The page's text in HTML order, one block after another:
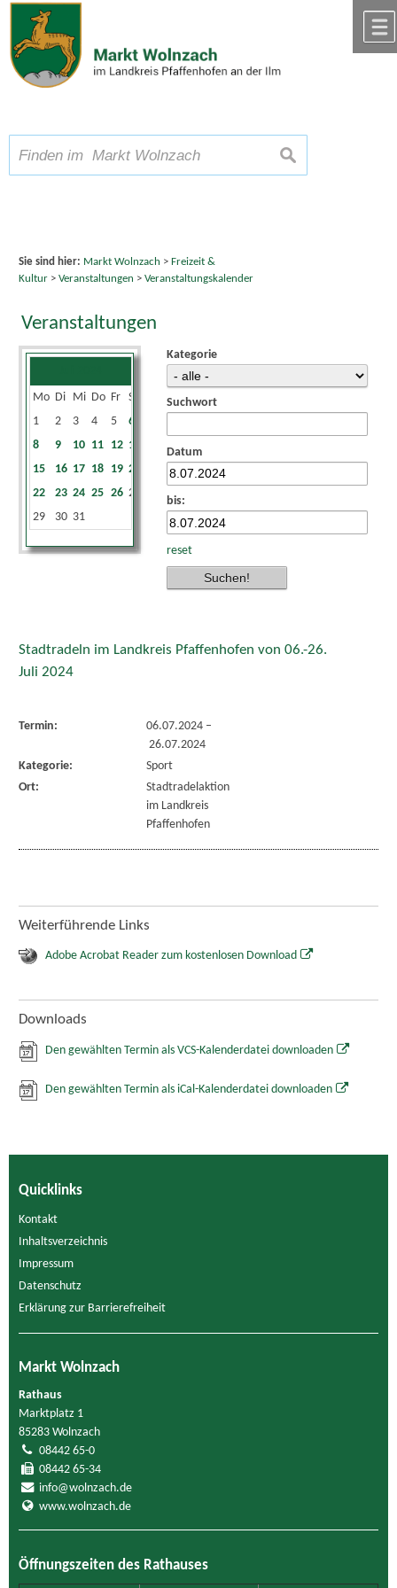
Zum Inhalt,zur Navigation
Schriftgröße A A A suchen
Sie sind hier: Markt Wolnzach > Freizeit &
Kultur> Veranstaltungen > Veranstaltungskalender
Veranstaltungen
Mo Di Mi Do Fr Sa
1
2 3 4 5 6
8
9 10 11 12 13
15
16 17 18 19 20
22
23 24 25 26 27
29
30 31
Kategorie
Suchwort
Datum
bis:
reset
Stadtradeln im Landkreis Pfaffenhofen von 06.-26.
Juli 2024
Termin: 06.07.2024–
26.07.2024
Kategorie:
Sport
Ort:
Stadtradelaktion
im Landkreis
Pfaffenhofen
Weiterführende Links
Adobe Acrobat Reader zum kostenlosen Download
Downloads
Den gewählten Termin als VCS-Kalenderdatei downloaden
Den gewählten Termin als iCal-Kalenderdatei downloaden
Quicklinks
Kontakt
Inhaltsverzeichnis
Impressum
Datenschutz
Erklärung zur Barrierefreiheit
Markt Wolnzach
Rathaus
Marktplatz 1
85283 Wolnzach
08442 65-0
08442 65-34
info@wolnzach.de
www.wolnzach.de
Öffnungszeiten des Rathauses